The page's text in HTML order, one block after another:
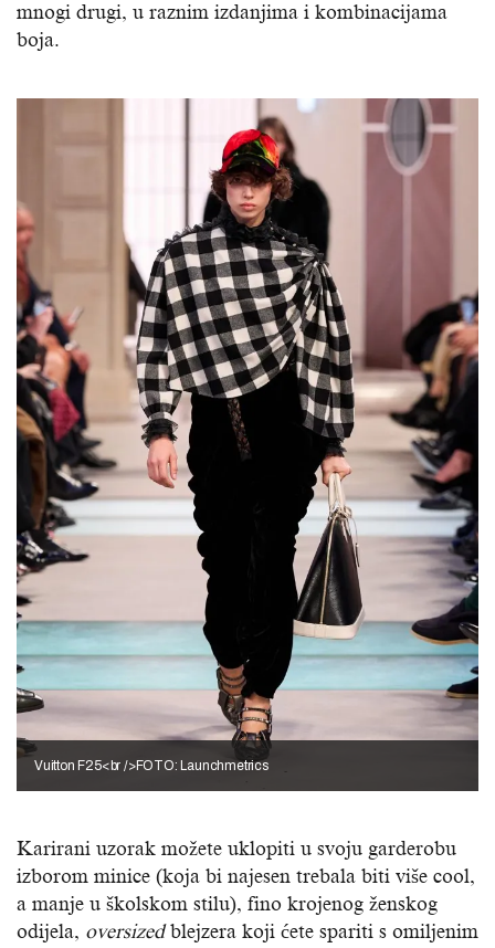
mnogi drugi, u raznim izdanjima i kombinacijama
boja.
Vuitton F25<br />FOTO: Launchmetrics
Karirani uzorak možete uklopiti u svoju garderobu
izborom minice (koja bi najesen trebala biti više cool,
a manje u školskom stilu), fino krojenog ženskog
odijela, oversizedblejzera koji ćete spariti s omiljenim